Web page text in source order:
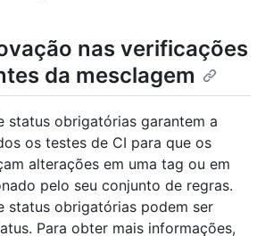
nas verificações
da mesclagem
status obrigatórias garantem a
os testes de CI para que os
alterações em uma tag ou em
pelo seu conjunto de regras.
status obrigatórias podem ser
Para obter mais informações,